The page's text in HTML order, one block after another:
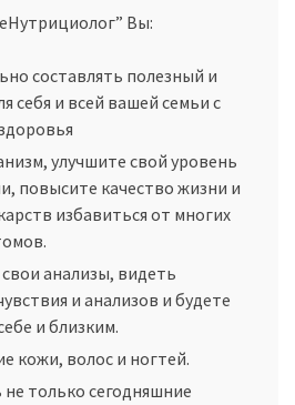
Вы:
составлять полезный и
себя и всей вашей семьи с
улучшите свой уровень
повысите качество жизни и
избавиться от многих
анализы, видеть
и анализов и будете
и близким.
кожи, волос и ногтей.
только сегодняшние